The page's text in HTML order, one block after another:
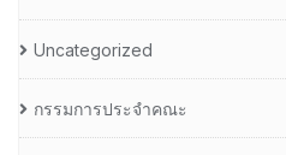
Uncategorized
กรรมการประจำคณะ